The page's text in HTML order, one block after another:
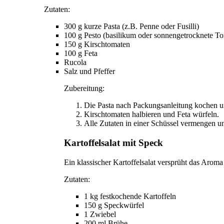
Zutaten:
300 g kurze Pasta (z.B. Penne oder Fusilli)
100 g Pesto (basilikum oder sonnengetrocknete
150 g Kirschtomaten
100 g Feta
Rucola
Salz und Pfeffer
Zubereitung:
Die Pasta nach Packungsanleitung kochen
Kirschtomaten halbieren und Feta würfeln.
Alle Zutaten in einer Schüssel vermengen
Kartoffelsalat mit Speck
Ein klassischer Kartoffelsalat versprüht das
Zutaten:
1 kg festkochende Kartoffeln
150 g Speckwürfel
1 Zwiebel